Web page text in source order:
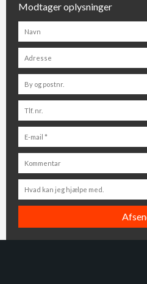
Modtager oplysninger